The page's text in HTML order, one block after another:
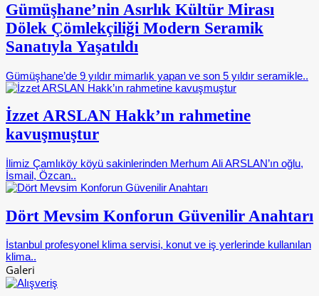
Gümüşhane’nin Asırlık Kültür Mirası
Dölek Çömlekçiliği Modern Seramik
Sanatıyla Yaşatıldı
Gümüşhane’de 9 yıldır mimarlık yapan ve son 5 yıldır seramikle..
İzzet ARSLAN Hakk’ın rahmetine
kavuşmuştur
İlimiz Çamlıköy köyü sakinlerinden Merhum Ali ARSLAN’ın oğlu,
İsmail, Özcan..
Dört Mevsim Konforun Güvenilir Anahtarı
İstanbul profesyonel klima servisi, konut ve iş yerlerinde kullanılan
klima..
Galeri